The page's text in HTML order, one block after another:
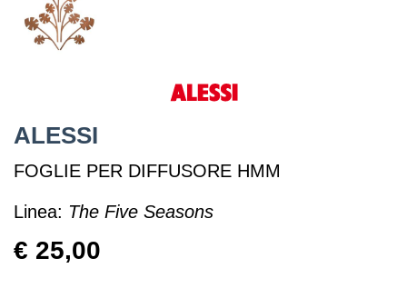
ALESSI
FOGLIE PER DIFFUSORE HMM
Linea: The Five Seasons
€ 25,00